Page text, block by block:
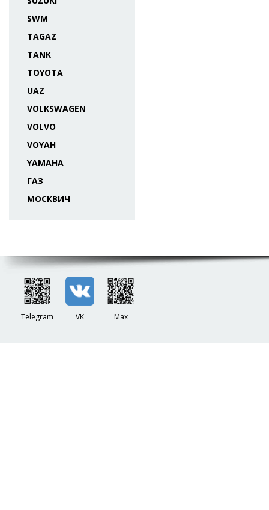
SWM
TAGAZ
TANK
TOYOTA
UAZ
VOLKSWAGEN
VOLVO
VOYAH
YAMAHA
ГАЗ
МОСКВИЧ
Telegram VK Max